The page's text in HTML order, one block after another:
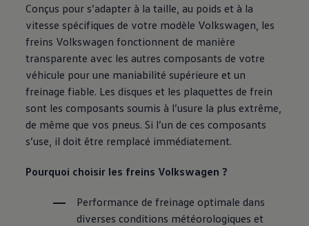
Conçus pour s’adapter à la taille, au poids et à la
vitesse spécifiques de votre modèle Volkswagen , les
freins Volkswagen fonctionnent de manière
transparente avec les autres composants de votre
véhicule pour une maniabilité supérieure et un
freinage fiable. Les disques et les plaquettes de frein
sont les composants soumis à l’usure la plus extrême,
de même que vos pneus. Si l’un de ces composants
s’use, il doit être remplacé immédiatement.
Pourquoi choisir les freins Volkswagen ?
Performance de freinage optimale dans
diverses conditions météorologiques et